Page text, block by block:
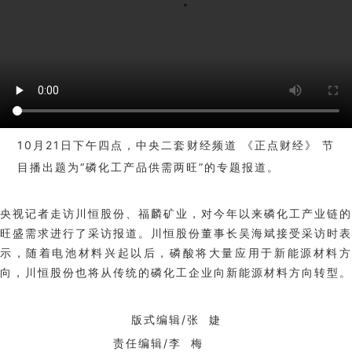
10月21日下午四点，中央二套财经频道 《正点财经》
节
目播出题为“磷化工产品供需两旺”的专题报道 。
央视记者走访川恒股份、福麟矿业，对今年以来磷化工产业链的
旺盛需求进行了采访报道。川恒股份董事长吴海斌接受采访时表
示，随着电池材料兴起以后，磷酸将大量应用于新能源材料方
向，川恒股份也将从传统的磷化工企业向新能源材料方向转型。
版式编辑/张 婕
责任编辑/李 梅